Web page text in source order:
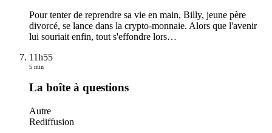
Pour tenter de reprendre sa vie en main, Billy, jeune père
divorcé, se lance dans la crypto-monnaie. Alors que l'avenir
lui souriait enfin, tout s'effondre lors…
11h55
5 min
La boîte à questions
Autre
Rediffusion